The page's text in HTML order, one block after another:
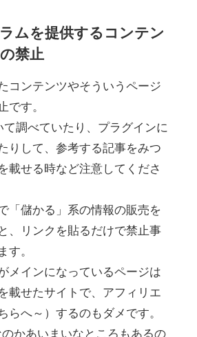
ムを提供するコンテン
禁止
コンテンツやそういうページ
です。
調べていたり、プラグインに
りして、参考する記事をみつ
載せる時など注意してくださ
「儲かる」系の情報の販売を
、リンクを貼るだけで禁止事
す。
メインになっているページは
載せたサイトで、アフィリエ
らへ～）するのもダメです。
かあいまいなところもあるの